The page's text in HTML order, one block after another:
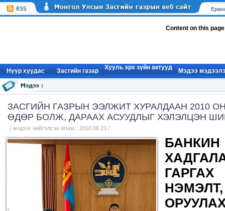
Content on this
Нүүр xуудас Засгийн газар Хууль эрх зүйн актууд Мэдээ
ЗАСГИЙН ГАЗРЫН ЭЭЛЖИТ ХУРАЛДААН 2010
ӨДӨР БОЛЖ, ДАРААХ АСУУДЛЫГ ХЭЛЭЛЦЭН
/ мэдээг нийтэлсэн огноо : 2010.06.23 /